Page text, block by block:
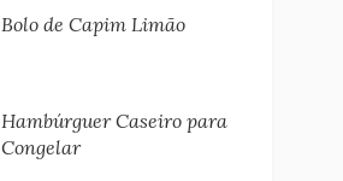
Bolo de Capim Limão
Hambúrguer Caseiro para
Congelar